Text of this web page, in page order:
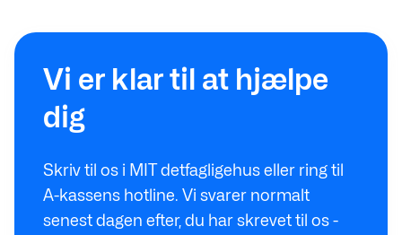
Vi er klar til at hjælpe
dig
Skriv til os i MIT detfagligehus eller ring til
A-kassens hotline. Vi svarer normalt
senest dagen efter, du har skrevet til os -